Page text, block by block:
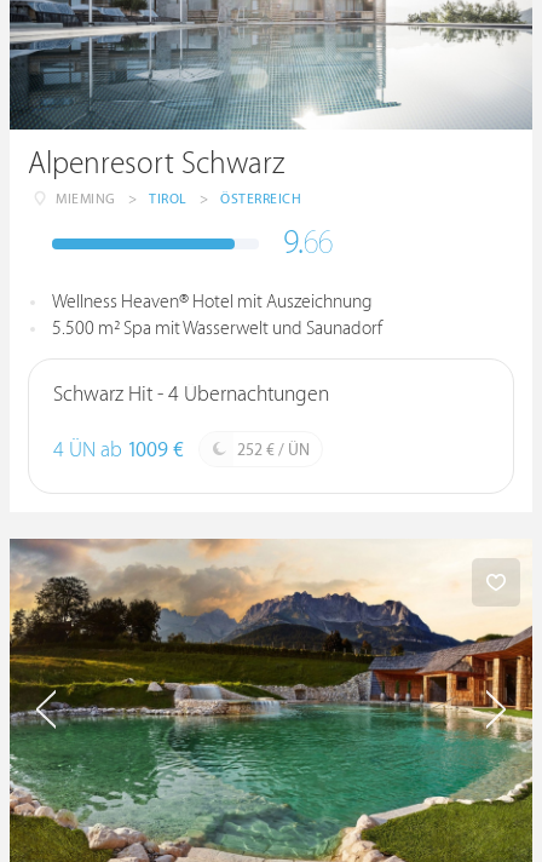
Alpenresort Schwarz
MIEMING > TIROL > ÖSTERREICH
9.66
Wellness Heaven® Hotel mit Auszeichnung
5.500 m² Spa mit Wasserwelt und Saunadorf
Schwarz Hit - 4 Übernachtungen
4 ÜN ab 1009 € 252 € / ÜN